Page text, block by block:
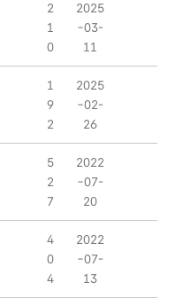
2
1
0
2025
-03-
11
1
9
2
2025
-02-
26
5
2
7
2022
-07-
20
4
0
4
2022
-07-
13